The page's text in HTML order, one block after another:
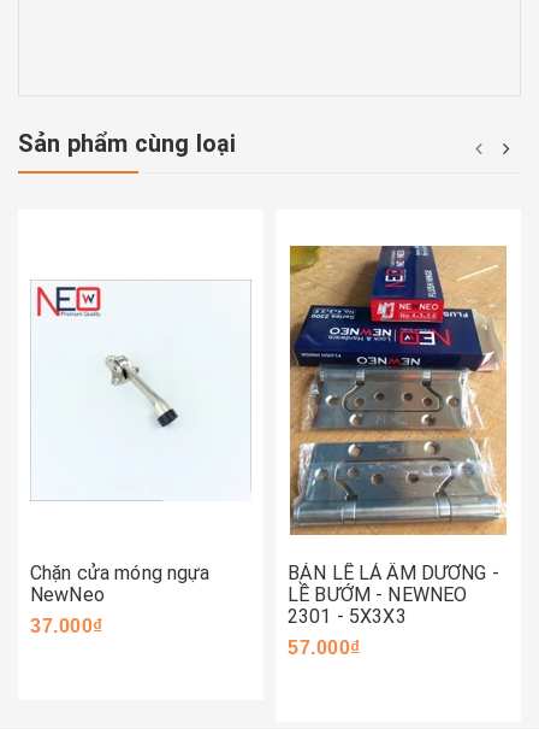
Sản phẩm cùng loại
Chặn cửa móng ngựa
NewNeo
37.000₫
BẢN LỀ LÁ ÂM DƯƠNG -
LỀ BƯỚM - NEWNEO
2301 - 5X3X3
57.000₫